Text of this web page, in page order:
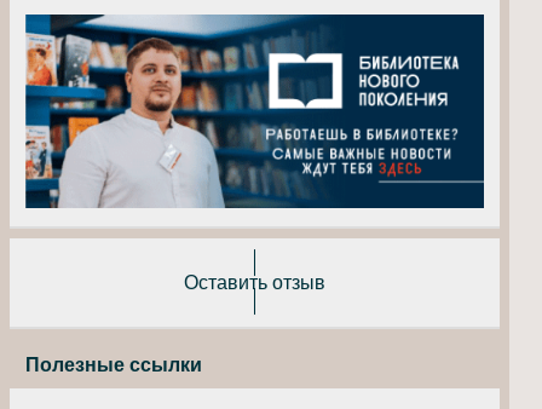
Оставить отзыв
Полезные ссылки